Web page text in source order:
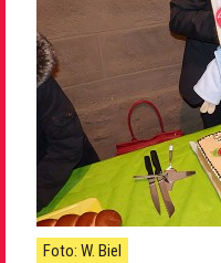
Foto: W. Biel